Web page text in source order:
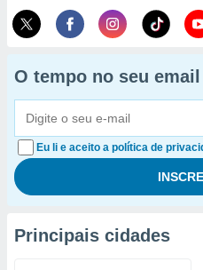
O tempo no seu email
Eu li e aceito a política de
Principais cidades